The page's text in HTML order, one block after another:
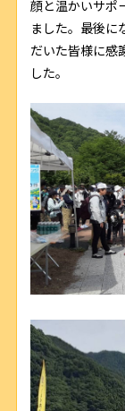
顔と温かいサポ
ました。最後に
だいた皆様に感
した。